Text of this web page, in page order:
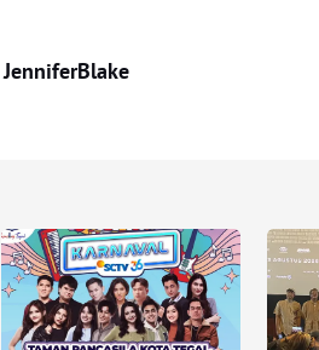
JenniferBlake